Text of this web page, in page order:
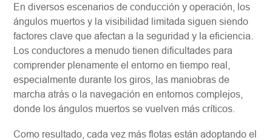
En diversos escenarios de conducción y operación, los
ángulos muertos y la visibilidad limitada siguen siendo
factores clave que afectan a la seguridad y la eficiencia.
Los conductores a menudo tienen dificultades para
comprender plenamente el entorno en tiempo real,
especialmente durante los giros, las maniobras de
marcha atrás o la navegación en entornos complejos,
donde los ángulos muertos se vuelven más críticos.
Como resultado, cada vez más flotas están adoptando el